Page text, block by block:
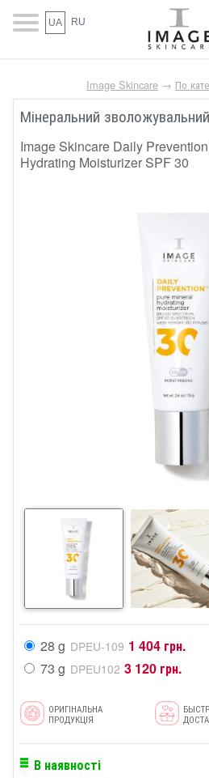
UA RU
Image Skincare → По
Мінеральний
Image Skincare Daily
Hydrating Moisturizer SPF 30
28 g DPEU-109 1 404 грн.
73 g DPEU102 3 120 грн.
ОРИГІНАЛЬНА
ПРОДУКЦІЯ
В наявності